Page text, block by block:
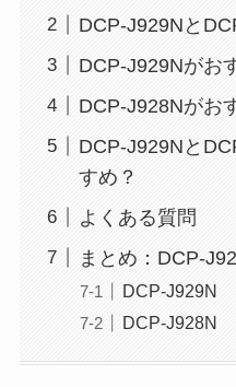
DCP-J929Nと
DCP-J929Nがお
DCP-J928Nがお
DCP-J929Nと
すめ？
よくある質問
まとめ：DCP-
DCP-J929N
DCP-J928N